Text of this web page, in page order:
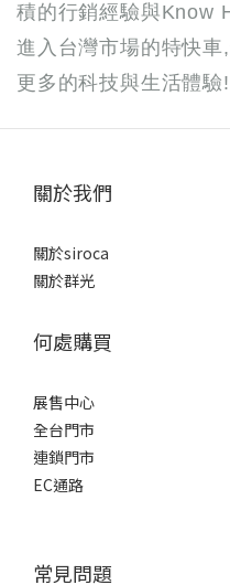
積的行銷經驗與Know
進入台灣市場的特快
更多的科技與生活體驗!
關於我們
關於siroca
關於群光
何處購買
展售中心
全台門市
連鎖門市
EC通路
常見問題